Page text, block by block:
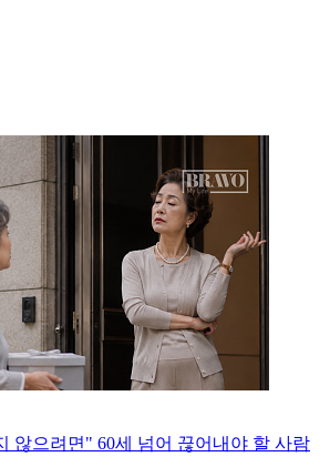
않으려면" 60세 넘어 끊어내야 할 사람